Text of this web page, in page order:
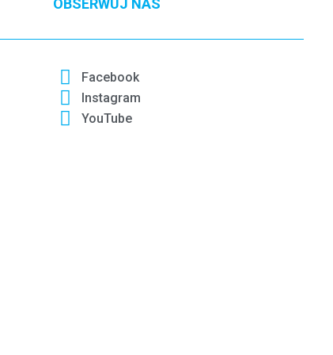
OBSERWUJ NAS
Facebook
Instagram
YouTube